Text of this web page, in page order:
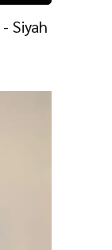
Siyah